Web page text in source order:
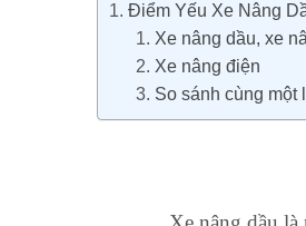
Điểm Yếu Xe Nâng
Xe nâng dầu, xe
Xe nâng điện
So sánh cùng một